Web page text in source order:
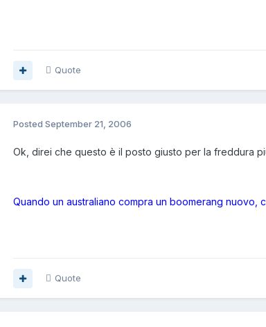
Quote
Posted September 21, 2006
Ok, direi che questo è il posto giusto per la freddura
Quando un australiano compra un boomerang nuovo,
Quote